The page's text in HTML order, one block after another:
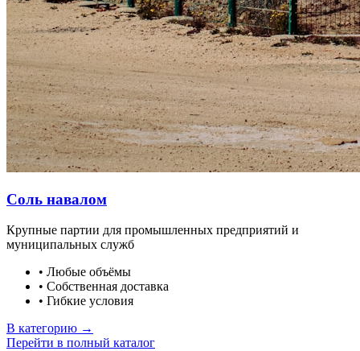
Соль навалом
Крупные партии для промышленных предприятий и
муниципальных служб
• Любые объёмы
• Собственная доставка
• Гибкие условия
В категорию →
Перейти в полный каталог